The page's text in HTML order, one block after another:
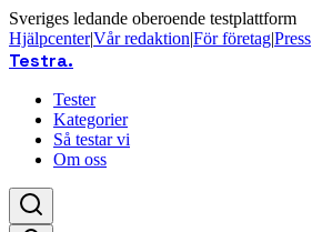
Sveriges ledande oberoende testplattform
Hjälpcenter|Vår redaktion|För företag|Press
Testra.
Tester
Kategorier
Så testar vi
Om oss